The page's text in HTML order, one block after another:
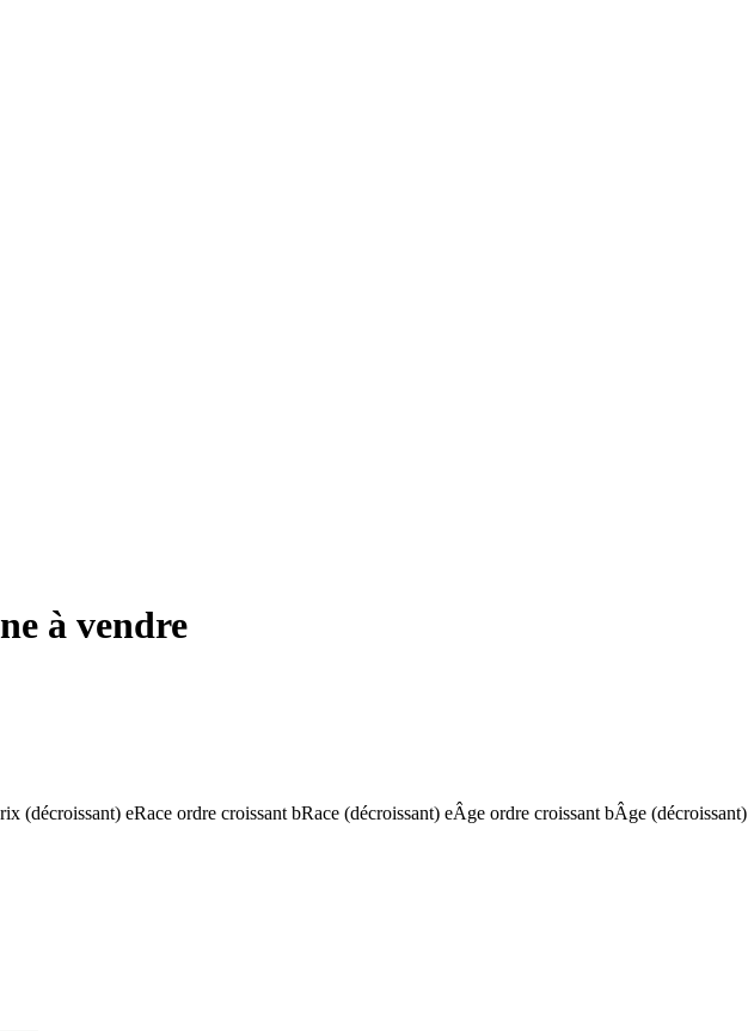
à vendre
(décroissant) eRace ordre croissant bRace (décroissant) eÂge ordre croissant bÂge (décroissant)